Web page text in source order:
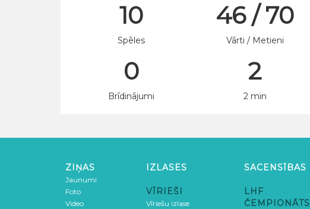
10
Spēles
46 / 70
Vārti / Metieni
0
Brīdinājumi
2
2 min
ZIŅAS
Jaunumi
Foto
Video
IZLASES
VĪRIEŠI
Vīriešu izlase
SACENSĪBAS
LHF
ČEMPIONĀTS